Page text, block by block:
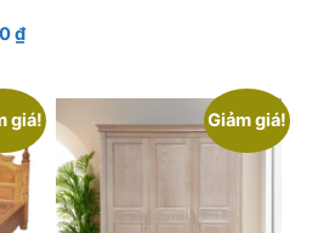
₫Giá
là:
4.500.000 ₫.
giá! Giảm giá!